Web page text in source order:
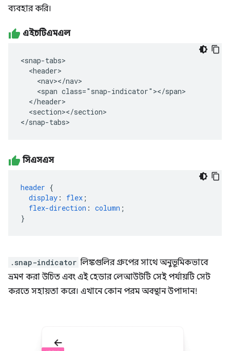
ব্যবহার করি।
এইচটিএমএল
<snap-tabs>
  <header>
    <nav></nav>
    <span class="snap-indicator"></span>
  </header>
  <section></section>
</snap-tabs>
সিএসএস
header {
display : flex ;
flex-direction : column ;
}
.snap-indicator লিঙ্কগুলির গ্রুপের সাথে অনুভূমিকভাবে
ভ্রমণ করা উচিত এবং এই হেডার লেআউটটি সেই পর্যায়টি সেট
করতে সহায়তা করে। এখানে কোন পরম অবস্থান উপাদান!